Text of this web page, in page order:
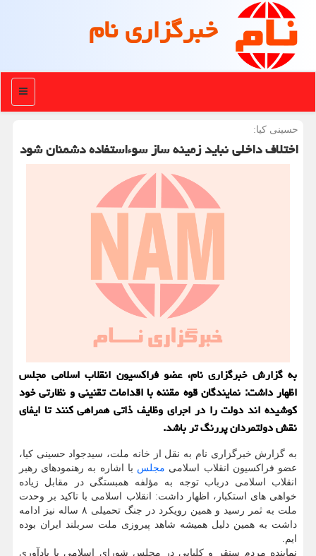
خبرگزاری نام
منو
حسینی کیا:
اختلاف داخلی نباید زمینه ساز سوءاستفاده دشمنان شود
به گزارش خبرگزاری نام، عضو فراکسیون انقلاب اسلامی مجلس
اظهار داشت: نمایندگان قوه مقننه با اقدامات تقنینی و نظارتی خود
کوشیده اند دولت را در اجرای وظایف ذاتی همراهی کنند تا ایفای
نقش دولتمردان پررنگ تر باشد.
به گزارش خبرگزاری نام به نقل از خانه ملت، سیدجواد حسینی کیا،
عضو فراکسیون انقلاب اسلامی مجلس با اشاره به رهنمودهای رهبر
انقلاب اسلامی درباب توجه به مؤلفه همبستگی در مقابل زیاده
خواهی های استکبار، اظهار داشت: انقلاب اسلامی با تاکید بر وحدت
ملت به ثمر رسید و همین رویکرد در جنگ تحمیلی ۸ ساله نیز ادامه
داشت به همین دلیل همیشه شاهد پیروزی ملت سربلند ایران بوده
ایم.
نماینده مردم سنقر و کلیایی در مجلس شورای اسلامی با یادآوری